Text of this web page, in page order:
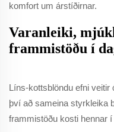
komfort um árstíðirnar.
Varanleiki,
frammistöðu í
Líns-kottsblöndu efni
því að sameina styrkleika
frammistöðu kosti hennar